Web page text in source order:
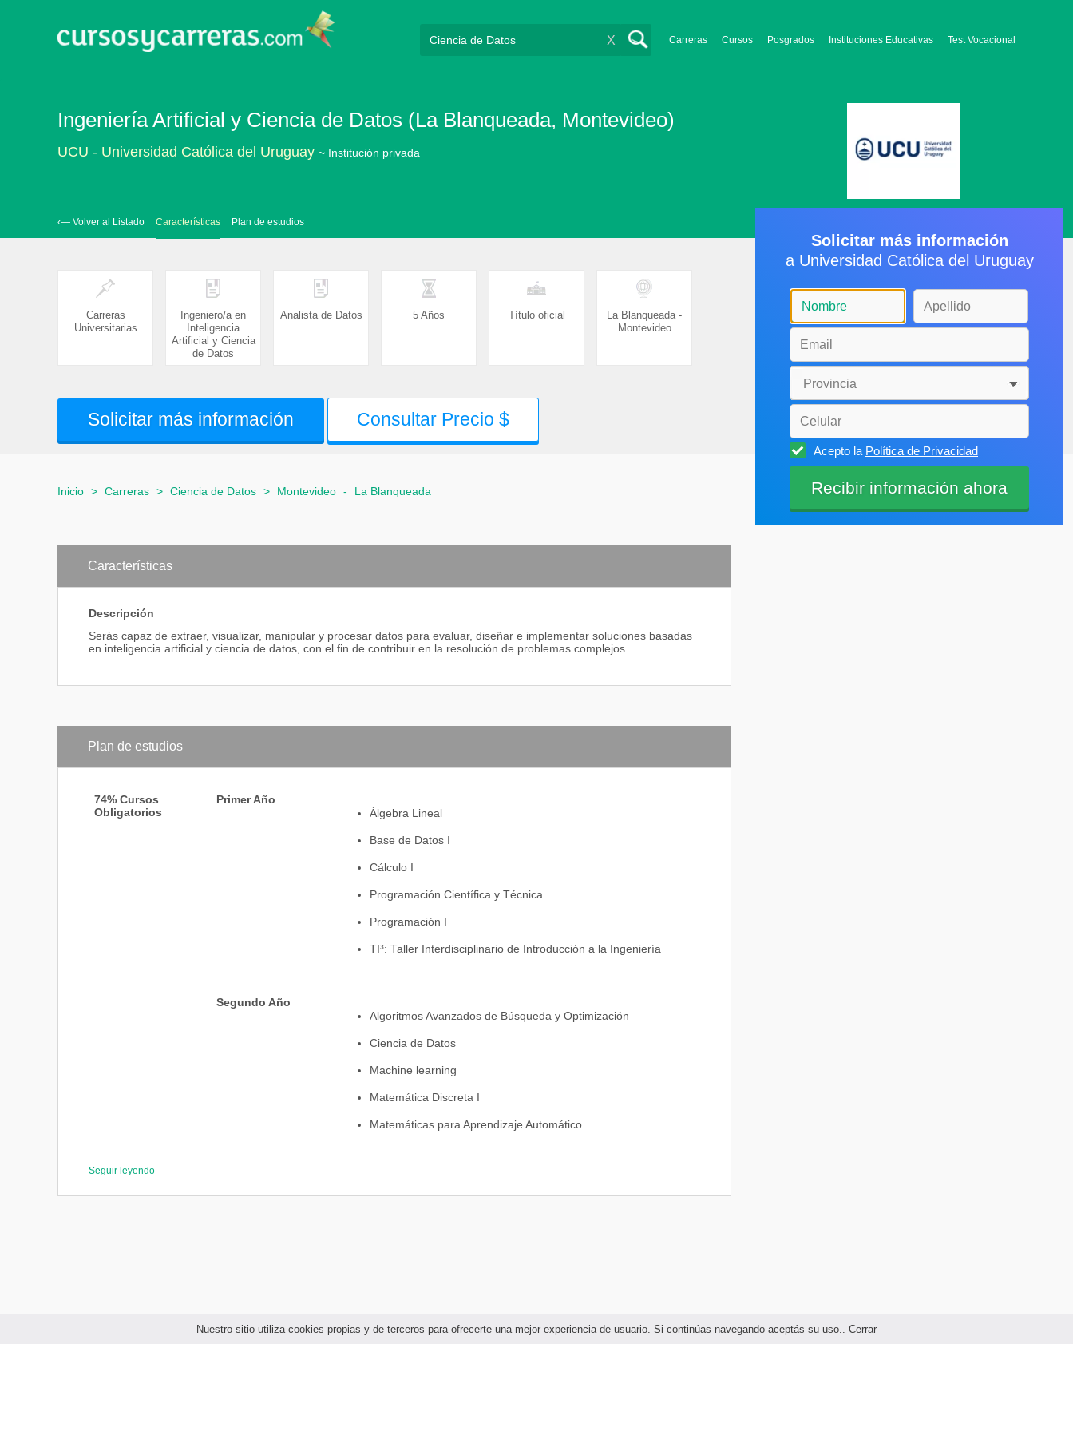
Nuestro sitio utiliza cookies propias y de terceros para ofrecerte una mejor experiencia de usuario. Si continúas navegando aceptás su uso.. Cerrar
Carreras Cursos Posgrados Instituciones Educativas Test Vocacional
X
Ingeniería Artificial y Ciencia de Datos (La Blanqueada, Montevideo)
UCU - Universidad Católica del Uruguay ~ Institución privada
‹— Volver al Listado Características Plan de estudios
Carreras
Universitarias
Ingeniero/a en
Inteligencia
Artificial y Ciencia
de Datos
Analista de Datos 5 Años Título oficial
La Blanqueada -
Montevideo
Solicitar más información Consultar Precio $
Inicio > Carreras > Ciencia de Datos > Montevideo - La Blanqueada
Características
Descripción
Serás capaz de extraer, visualizar, manipular y procesar datos para evaluar, diseñar e implementar soluciones basadas
en inteligencia artificial y ciencia de datos, con el fin de contribuir en la resolución de problemas complejos.
Plan de estudios
74% Cursos
Obligatorios
Primer Año
Álgebra Lineal
Base de Datos I
Cálculo I
Programación Científica y Técnica
Programación I
TI³: Taller Interdisciplinario de Introducción a la Ingeniería
Segundo Año
Algoritmos Avanzados de Búsqueda y Optimización
Ciencia de Datos
Machine learning
Matemática Discreta I
Matemáticas para Aprendizaje Automático
Inteligencia Artificial Simbólica
Seguir leyendo
Solicitar más información
a Universidad Católica del Uruguay
Acepto la Política de Privacidad